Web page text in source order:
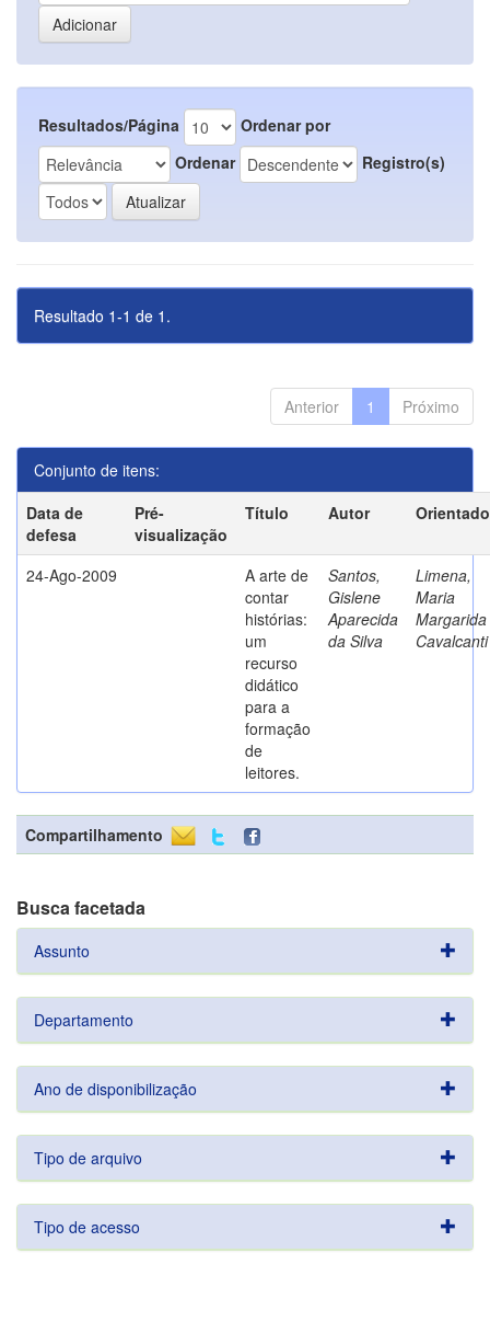
Resultados/Página
Ordenar por
Ordenar
Registro(s)
Resultado 1-1 de 1.
Anterior 1 Próximo
Conjunto de itens:
Data de
defesa
Pré-
visualização
Título Autor
24-Ago-2009
A arte de
contar
histórias:
um
recurso
didático
para a
formação
de
leitores.
Santos,
Gislene
Aparecida
da Silva
Limena,
Maria
Margarida
Cavalcanti
Compartilhamento
Busca facetada
Assunto
Departamento
Ano de disponibilização
Tipo de arquivo
Tipo de acesso